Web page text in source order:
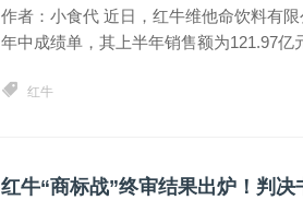
作者：小食代 近日，红牛维他命饮料有
年中成绩单，其上半年销售额为121.97亿
红牛